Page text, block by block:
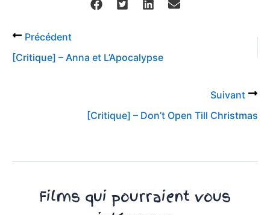
Précédent
[Critique] – Anna et L’Apocalypse
Suivant
[Critique] – Don’t Open Till Christmas
Films qui pourraient vous